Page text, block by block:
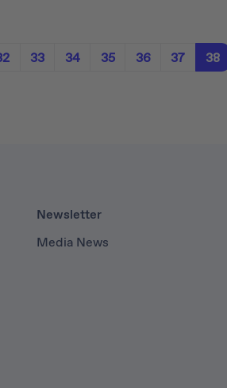
33 34 35 36 37 38
Newsletter
Media News